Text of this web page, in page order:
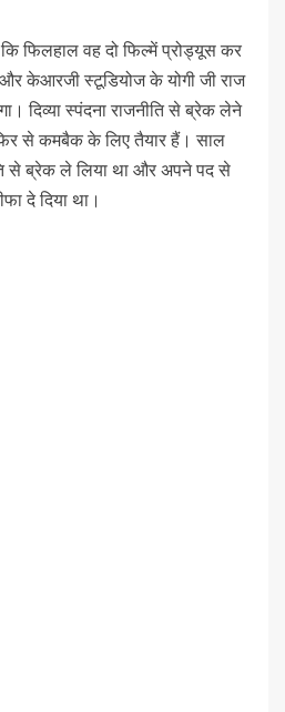
फिलहाल वह दो फिल्में प्रोड्यूस कर
और केआरजी स्टूडियोज के योगी जी राज
दिव्या स्पंदना राजनीति से ब्रेक लेने
से कमबैक के लिए तैयार हैं। साल
से ब्रेक ले लिया था और अपने पद से
दे दिया था।